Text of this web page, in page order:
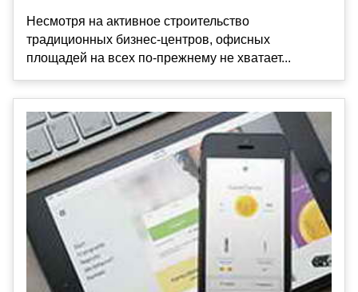
Несмотря на активное строительство
традиционных бизнес-центров, офисных
площадей на всех по-прежнему не хватает...